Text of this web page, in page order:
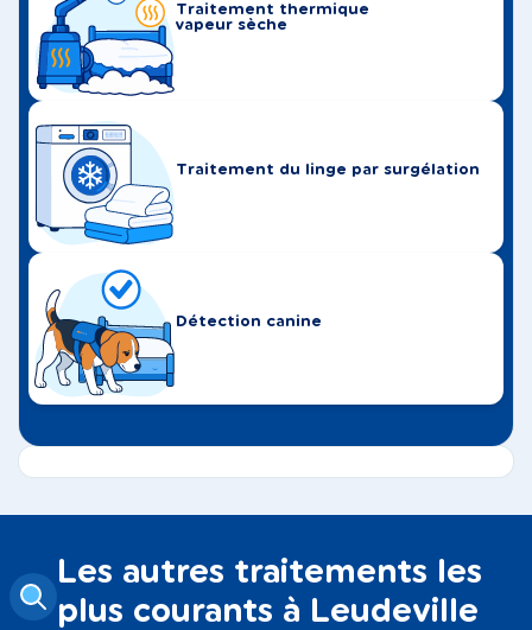
Traitement thermique
vapeur sèche
Traitement du linge par surgélation
Détection canine
Les autres traitements les
plus courants à Leudeville